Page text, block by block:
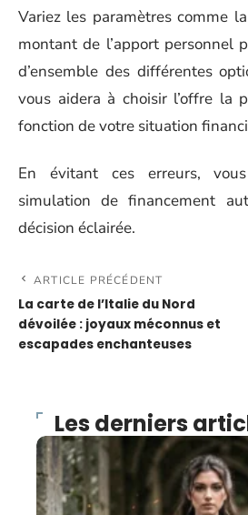
Variez les paramètres comme
montant de l’apport personnel
d’ensemble des différentes
vous aidera à choisir l’offre la
fonction de votre situation
En évitant ces erreurs,
simulation de financement
décision éclairée.
ARTICLE PRÉCÉDENT
La carte de l’Italie du Nord
dévoilée : joyaux méconnus et
escapades enchanteuses
Les derniers